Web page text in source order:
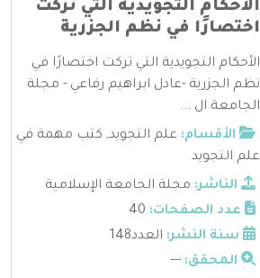
الأحكام التجويدية التي تركت
اختصارًا في نظم الجزرية
الأحكام التجويدية التي تركت اختصارًا في
نظم الجزرية -عادل ابراهيم رفاعي - مجلة
الجامعة ال ...
الأقسام: علم التجويد, كتب مهمة في
علم التجويد
الناشر: مجلة الجامعة الإسلامية
عدد الصفحات:
سنة النشر: العدد148
المحقق: ---